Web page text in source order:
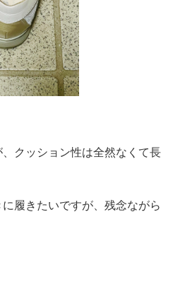
クッション性は全然なくて長
履きたいですが、残念ながら